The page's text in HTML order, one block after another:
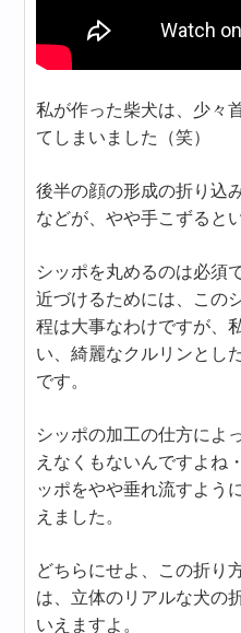
私が作った柴犬は、少々
てしまいました（笑）
後半の顔の形成の折り込
などが、やや手こずると
シッポを丸めるのは必須
近づけるためには、この
程は大事なわけですが、
い、綺麗なクルリンとし
です。
シッポの加工の仕方によ
えなくもないんですよね
ッポをやや垂れ流すよう
えました。
どちらにせよ、この折り
は、立体のリアルな犬の
いえますよ。